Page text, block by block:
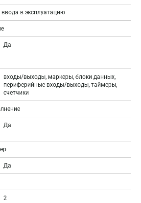
в эксплуатацию
Да
входы/выходы, маркеры, блоки данных,
периферийные входы/выходы, таймеры,
счетчики
Да
Да
2